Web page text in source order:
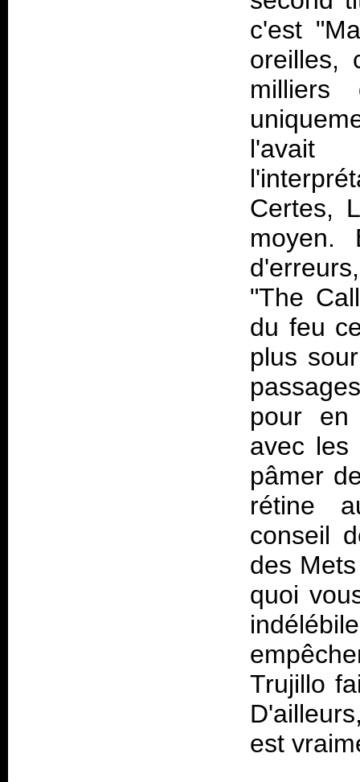
c'est
oreilles,
milliers
l'avait
Certes,
moyen.
"The
du feu
plus
pour en
avec les
pâmer
rétine
conseil
des
quoi
Trujillo
est